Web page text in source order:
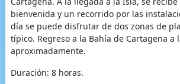
bienvenida y un recorrido por las
día se puede disfrutar de dos zonas de
típico. Regreso a la Bahía de Cartagena a
aproximadamente.
Duración: 8 horas.